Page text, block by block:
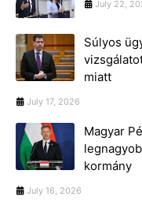
July 22,
Súlyos
miatt
July 17, 2026
Magyar
kormány
July 16, 2026